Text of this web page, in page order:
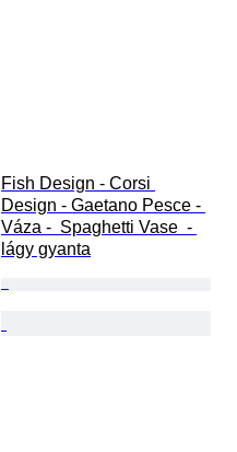
Fish Design - Corsi
Design - Gaetano Pesce -
Váza -  Spaghetti Vase  -
lágy gyanta